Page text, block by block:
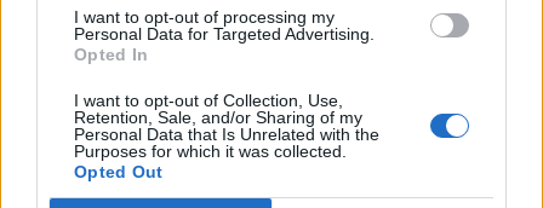
I want to opt-out of processing my
Personal Data for Targeted Advertising.
Opted In
I want to opt-out of Collection, Use,
Retention, Sale, and/or Sharing of my
Personal Data that Is Unrelated with the
Purposes for which it was collected.
Opted Out
Puntuar 'Mala'
¿Qué te parece esta canción?
0 votos